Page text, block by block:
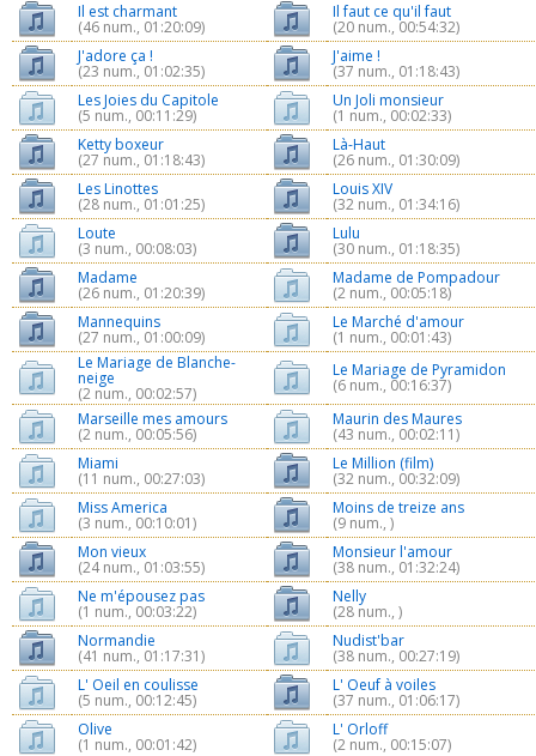
Il est charmant
(46 num., 01:20:09)
Il faut ce qu'il faut
(20 num., 00:54:32)
J'adore ça !
(23 num., 01:02:35)
J'aime !
(37 num., 01:18:43)
Les Joies du Capitole
(5 num., 00:11:29)
Un Joli monsieur
(1 num., 00:02:33)
Ketty boxeur
(27 num., 01:18:43)
Là-Haut
(26 num., 01:30:09)
Les Linottes
(28 num., 01:01:25)
Louis XIV
(32 num., 01:34:16)
Loute
(3 num., 00:08:03)
Lulu
(30 num., 01:18:35)
Madame
(26 num., 01:20:39)
Madame de Pompadour
(2 num., 00:05:18)
Mannequins
(27 num., 01:00:09)
Le Marché d'amour
(1 num., 00:01:43)
Le Mariage de Blanche-
neige
(2 num., 00:02:57)
Le Mariage de Pyramidon
(6 num., 00:16:37)
Marseille mes amours
(2 num., 00:05:56)
Maurin des Maures
(43 num., 00:02:11)
Miami
(11 num., 00:27:03)
Le Million (film)
(32 num., 00:32:09)
Miss America
(3 num., 00:10:01)
Moins de treize ans
(9 num., )
Mon vieux
(24 num., 01:03:55)
Monsieur l'amour
(38 num., 01:32:24)
Ne m'épousez pas
(1 num., 00:03:22)
Nelly
(28 num., )
Normandie
(41 num., 01:17:31)
Nudist'bar
(38 num., 00:27:19)
L' Oeil en coulisse
(5 num., 00:12:45)
L' Oeuf à voiles
(37 num., 01:06:17)
Olive
(1 num., 00:01:42)
L' Orloff
(2 num., 00:15:07)